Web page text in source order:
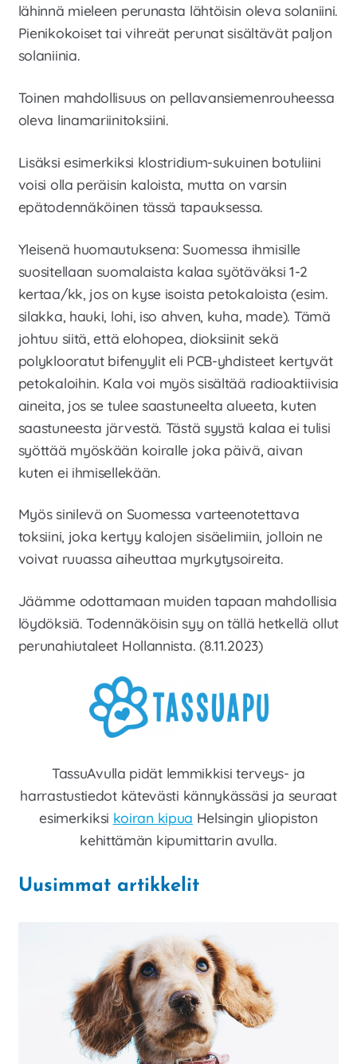
lähinnä mieleen perunasta lähtöisin oleva solaniini.
Pienikokoiset tai vihreät perunat sisältävät paljon
solaniinia.
Toinen mahdollisuus on pellavansiemenrouheessa
oleva linamariinitoksiini.
Lisäksi esimerkiksi klostridium-sukuinen botuliini
voisi olla peräisin kaloista, mutta on varsin
epätodennäköinen tässä tapauksessa.
Yleisenä huomautuksena: Suomessa ihmisille
suositellaan suomalaista kalaa syötäväksi 1-2
kertaa/kk, jos on kyse isoista petokaloista (esim.
silakka, hauki, lohi, iso ahven, kuha, made). Tämä
johtuu siitä, että elohopea, dioksiinit sekä
polyklooratut bifenyylit eli PCB-yhdisteet kertyvät
petokaloihin. Kala voi myös sisältää radioaktiivisia
aineita, jos se tulee saastuneelta alueeta, kuten
saastuneesta järvestä. Tästä syystä kalaa ei tulisi
syöttää myöskään koiralle joka päivä, aivan
kuten ei ihmisellekään.
Myös sinilevä on Suomessa varteenotettava
toksiini, joka kertyy kalojen sisäelimiin, jolloin ne
voivat ruuassa aiheuttaa myrkytysoireita.
Jäämme odottamaan muiden tapaan mahdollisia
löydöksiä. Todennäköisin syy on tällä hetkellä ollut
perunahiutaleet Hollannista. (8.11.2023)
TassuAvulla pidät lemmikkisi terveys- ja
harrastustiedot kätevästi kännykässäsi ja seuraat
esimerkiksi koiran kipua Helsingin yliopiston
kehittämän kipumittarin avulla.
Uusimmat artikkelit